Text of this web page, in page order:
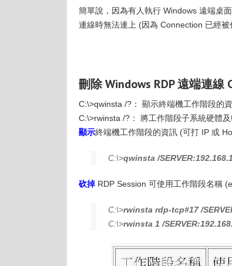
簡單說，因為有人執行 Windows 遠端桌
連線時無法連上 (因為 Connection 已經被
刪除 Windows RDP 遠端連線
C:\>qwinsta /?： 顯示終端機工作階段的資
C:\>rwinsta /?： 將工作階段子系統硬體及
顯示終端機工作階段的資訊 (可打 IP 或
C:\>qwinsta /
砍掉RDP Session 可使用工作階段名稱
C:\>rwinsta rdp-tcp#17 /
C:\>rwinsta 1 /